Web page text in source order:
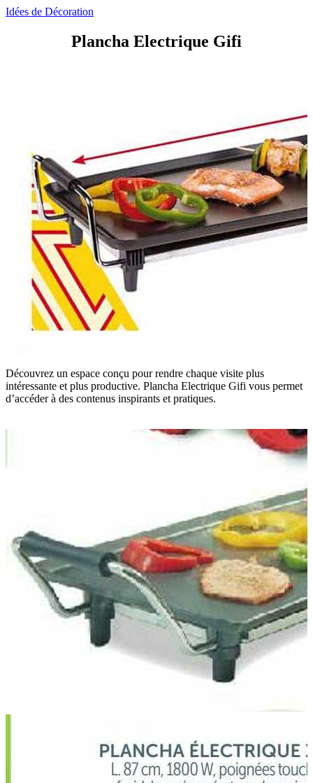
Idées de Décoration
Plancha Electrique Gifi
Découvrez un espace conçu pour rendre chaque visite plus
intéressante et plus productive. Plancha Electrique Gifi vous permet
d’accéder à des contenus inspirants et pratiques.